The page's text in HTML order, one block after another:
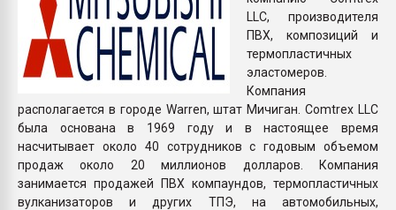
LLC, производителя
ПВХ, композиций и
термопластичных
эластомеров.
Компания
располагается в городе Warren, штат Мичиган. Comtrex LLC
была основана в 1969 году и в настоящее время
насчитывает около 40 сотрудников с годовым объемом
продаж около 20 миллионов долларов. Компания
занимается продажей ПВХ компаундов, термопластичных
вулканизаторов и других ТПЭ, на автомобильных,